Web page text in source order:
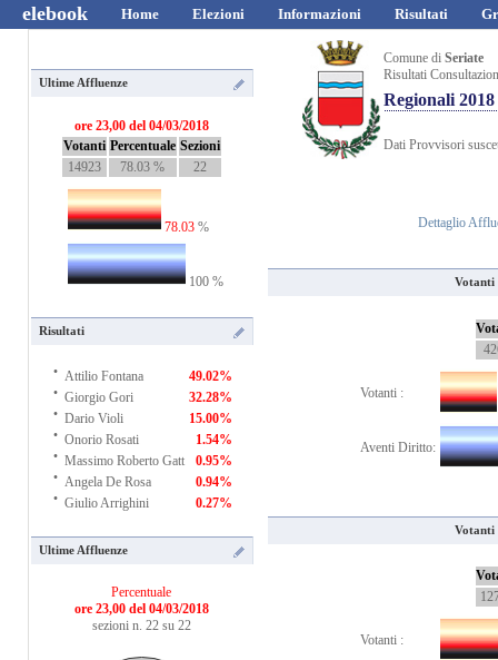
elebook Home Elezioni Informazioni Risultati
Ultime Affluenze
ore 23,00 del 04/03/2018
Votanti Percentuale Sezioni
14923
78.03 % 22
78.03 %
100 %
Risultati
· Attilio Fontana 49.02%
· Giorgio Gori 32.28%
· Dario Violi 15.00%
· Onorio Rosati 1.54%
· Massimo Roberto Gatt 0.95%
· Angela De Rosa 0.94%
· Giulio Arrighini 0.27%
Ultime Affluenze
Percentuale
ore 23,00 del 04/03/2018
sezioni n. 22 su 22
Comune diSeriate
Risultati
Regionali 2018
Dati Provvisori
Dettaglio
Votanti
Votanti :
Aventi Diritto:
Votanti
Votanti :